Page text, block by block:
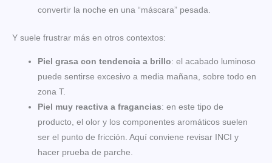
convertir la noche en una “máscara” pesada.
Y suele frustrar más en otros contextos:
Piel grasa con tendencia a brillo: el acabado luminoso
puede sentirse excesivo a media mañana, sobre todo en
zona T.
Piel muy reactiva a fragancias: en este tipo de
producto, el olor y los componentes aromáticos suelen
ser el punto de fricción. Aquí conviene revisar INCI y
hacer prueba de parche.